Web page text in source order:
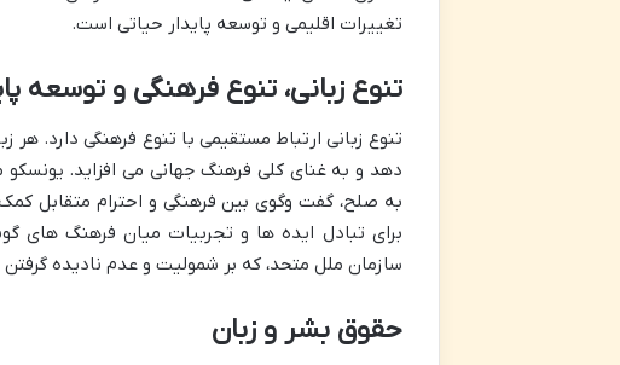
تغییرات اقلیمی و توسعه پایدار حیاتی است.
تنوع زبانی، تنوع فرهنگی و توسعه
تنوع زبانی ارتباط مستقیمی با تنوع فرهنگی دارد.
دهد و به غنای کلی فرهنگ جهانی می افزاید.
به صلح، گفت وگوی بین فرهنگی و احترام متقابل
سازمان ملل متحد، که بر شمولیت و عدم نادیده
حقوق بشر و زبان